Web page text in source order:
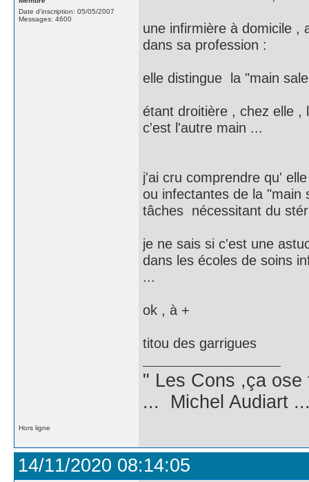
Date d'inscription: 05/05/2007
Messages: 4600
une infirmière à domicile ,
dans sa profession :
elle distingue la "main
étant droitière , chez elle ,
c'est l'autre main ...
j'ai cru comprendre qu'
ou infectantes de la
tâches nécessitant du
je ne sais si c'est une
dans les écoles de soins
...
ok , à +
titou des garrigues
" Les Cons ,ça
... Michel Audiart
Hors ligne
14/11/2020 08:14:05